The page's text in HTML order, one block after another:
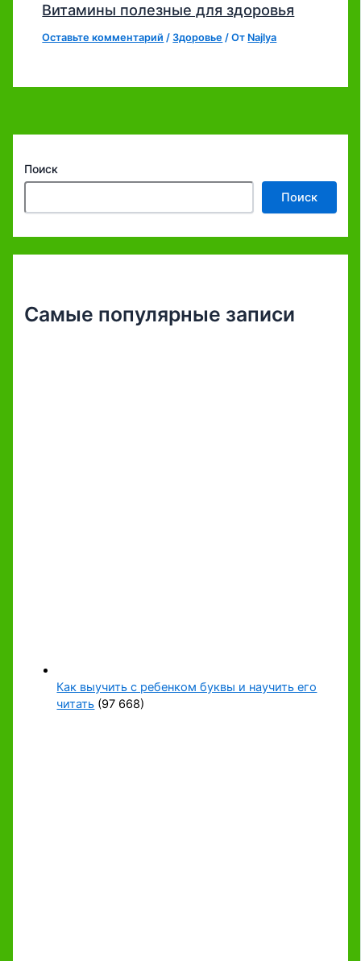
Витамины полезные для здоровья
Оставьте комментарий /Здоровье / От Najlya
Поиск
Поиск
Самые популярные записи
Как выучить с ребенком буквы и научить его
читать (97 668)